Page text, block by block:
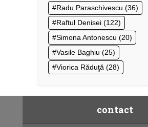
Radu Paraschivescu (36)
Raftul Denisei (122)
Simona Antonescu (20)
Vasile Baghiu (25)
Viorica Răduţă (28)
contact